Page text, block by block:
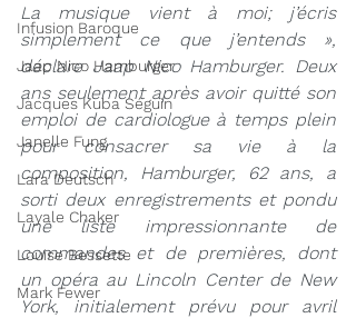
Infusion Baroque
Jaap Nico Hamburger
Jacques Kuba Séguin
Janelle Fung
Lara Deutsch
Layale Chaker
Louise Bessette
Mark Fewer
La musique vient à moi; j’écris
simplement ce que j’entends »,
déclare Jaap Nico Hamburger. Deux
ans seulement après avoir quitté son
emploi de cardiologue à temps plein
pour consacrer sa vie à la
composition, Hamburger, 62 ans, a
sorti deux enregistrements et pondu
une liste impressionnante de
commandes et de premières, dont
un opéra au Lincoln Center de New
York, initialement prévu pour avril